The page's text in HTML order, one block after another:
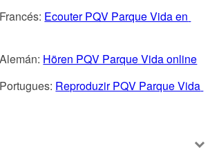
Ecouter PQV Parque Vida en
Hören PQV Parque Vida online
Reproduzir PQV Parque Vida